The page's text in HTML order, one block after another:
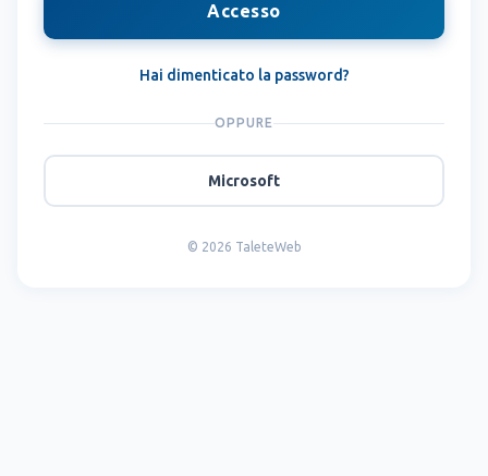
Accesso
Hai dimenticato la password?
OPPURE
Microsoft
© 2026 TaleteWeb